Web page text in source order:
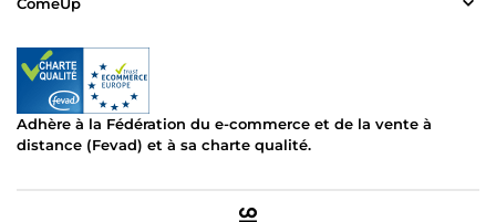
Adhère à la Fédération du e-commerce et de la vente à
distance (Fevad) et à sa charte qualité.